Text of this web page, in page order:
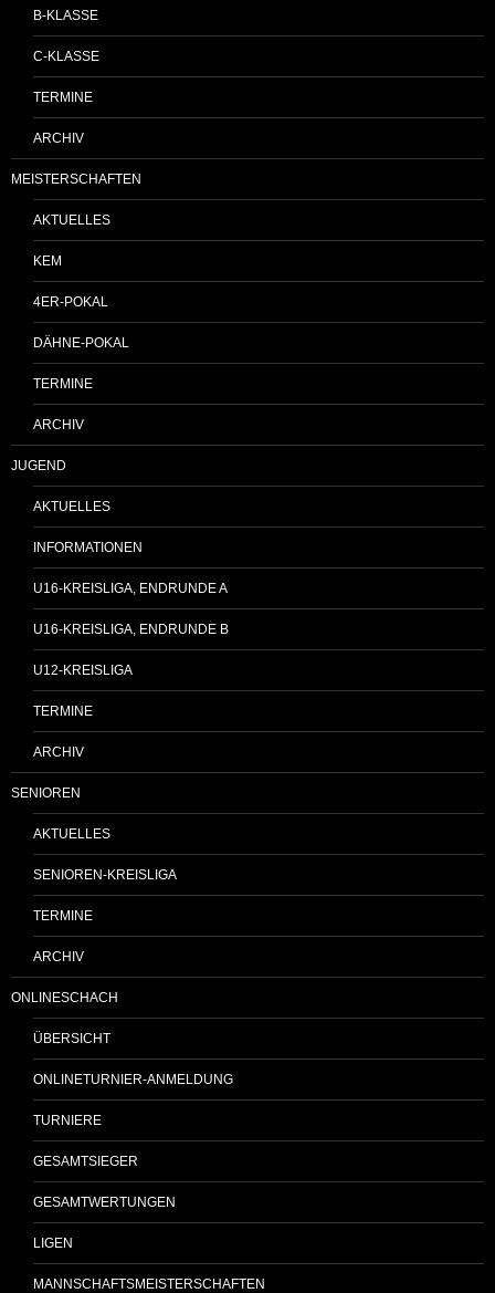
B-KLASSE
C-KLASSE
TERMINE
ARCHIV
MEISTERSCHAFTEN
AKTUELLES
KEM
4ER-POKAL
DÄHNE-POKAL
TERMINE
ARCHIV
JUGEND
AKTUELLES
INFORMATIONEN
U16-KREISLIGA, ENDRUNDE A
U16-KREISLIGA, ENDRUNDE B
U12-KREISLIGA
TERMINE
ARCHIV
SENIOREN
AKTUELLES
SENIOREN-KREISLIGA
TERMINE
ARCHIV
ONLINESCHACH
ÜBERSICHT
ONLINETURNIER-ANMELDUNG
TURNIERE
GESAMTSIEGER
GESAMTWERTUNGEN
LIGEN
MANNSCHAFTSMEISTERSCHAFTEN